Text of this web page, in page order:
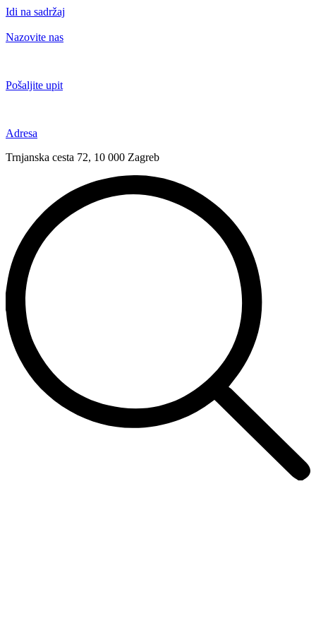
Idi na sadržaj
Nazovite nas
Pošaljite upit
Adresa
Trnjanska cesta 72, 10 000 Zagreb